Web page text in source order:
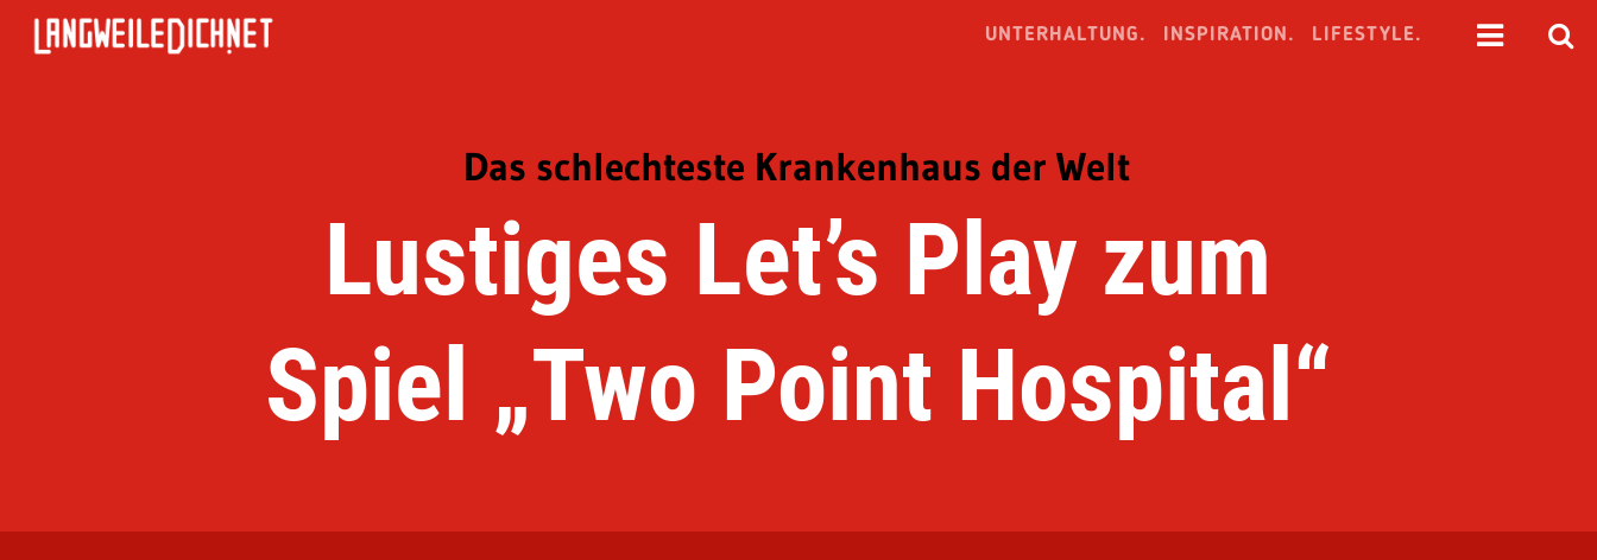
UNTERHALTUNG. INSPIRATION. LIFESTYLE.
Das schlechteste Krankenhaus der Welt
Lustiges Let’s Play zum
Spiel „Two Point Hospital“